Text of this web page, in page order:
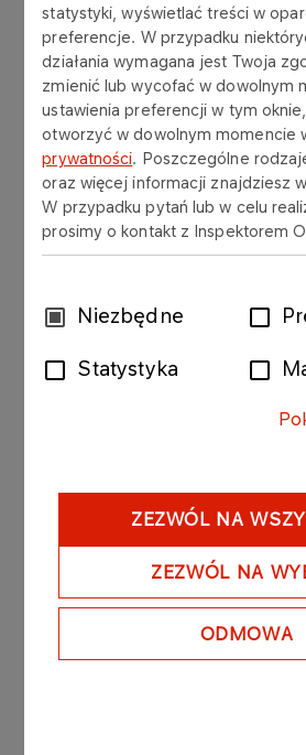
statystyki, wyświetlać treści w
preferencje. W przypadku
działania wymagana jest Twoja
zmienić lub wycofać w dowolnym
ustawienia preferencji w tym
otworzyć w dowolnym momencie
prywatności. Poszczególne
oraz więcej informacji znajdziesz
W przypadku pytań lub w celu
prosimy o kontakt z Inspektorem
WybórNiezbędne
Statystyka
ZEZWÓL NA
ZEZWÓL NA
ODMOWA
Więcej
AKTUALNOŚCI 02.03.2026
Pierwszy samochód
elektryczny w Dziale
Logistyki – krok w stronę
zrównoważonej przyszłości
AKTUALNOŚCI 02.02.2026
27.01.2026
Krajowy System e-Faktur
(KSeF)